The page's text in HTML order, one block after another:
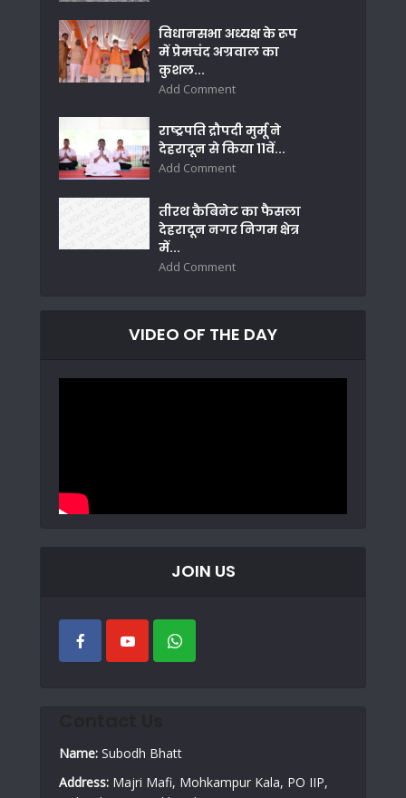
विधानसभा अध्यक्ष के रूप
में प्रेमचंद अग्रवाल का
कुशल...
Add Comment
राष्ट्रपति द्रौपदी मुर्मू ने
देहरादून से किया 11वें...
Add Comment
तीरथ कैबिनेट का फैसला
देहरादून नगर निगम क्षेत्र
में...
Add Comment
VIDEO OF THE DAY
JOIN US
Name: Subodh Bhatt
Address: Majri Mafi, Mohkampur Kala, PO IIP,